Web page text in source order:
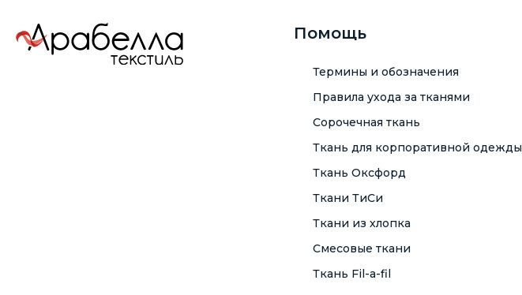
Помощь
Термины и обозначения
Правила ухода за тканями
Сорочечная ткань
Ткань для корпоративной одежды
Ткань Оксфорд
Ткани ТиСи
Ткани из хлопка
Смесовые ткани
Ткань Fil-a-fil